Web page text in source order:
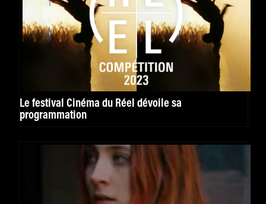
Le festival Cinéma du Réel dévoile sa
programmation